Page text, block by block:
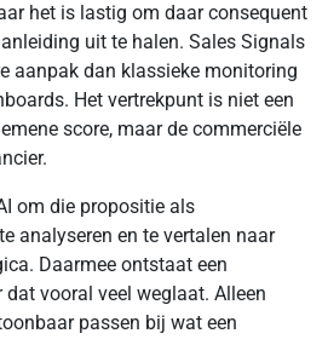
het is lastig om daar consequent
uit te halen. Sales Signals
aanpak dan klassieke monitoring
Het vertrekpunt is niet een
score, maar de commerciële
om die propositie als
analyseren en te vertalen naar
Daarmee ontstaat een
vooral veel weglaat. Alleen
passen bij wat een